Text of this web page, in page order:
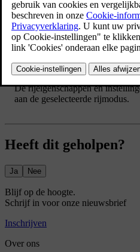
De standaard rijmodus wordt
wanneer je de auto start.
Druk op het autosymbool
Ga naarRijden→Rijstanden.
Selecteer een rijmodus.
De rijeigenschappen en
aan de geselecteerde rijmodus.
Heeft dit geholpen?
Ja Nee